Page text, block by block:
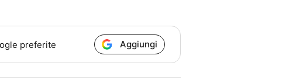
preferite Aggiungi